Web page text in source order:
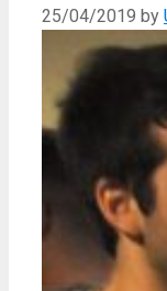
25/04/2019 by